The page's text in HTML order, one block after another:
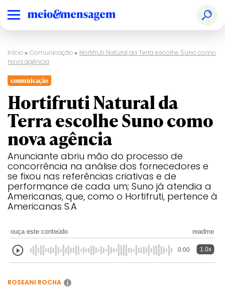
Início ▸Comunicação ▸ Hortifruti Natural da Terra escolhe Suno como
nova agência
comunicação
Hortifruti Natural da
Terra escolhe Suno como
nova agência
Anunciante abriu mão do processo de
concorrência na análise dos fornecedores e
se fixou nas referências criativas e de
performance de cada um; Suno já atendia a
Americanas, que, como o Hortifruti, pertence à
Americanas S.A
ouça este conteúdo readme
0:00 1.0x
ROSEANI ROCHA i